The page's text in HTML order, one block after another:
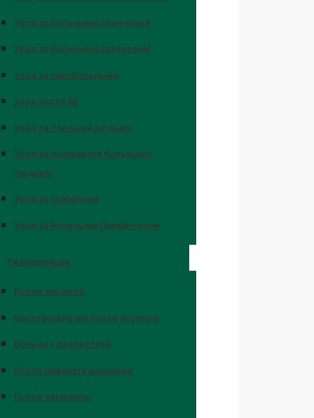
Уход за больными деменцией
Уход за больными склерозом
Уход за онкобольными
Уход после 80
Уход за слепыми людьми
Уход за психически больными
людьми
Уход за пожилыми
Уход за больными Паркинсоном
Реабилитация
После инсульта
Восстановление после инсульта
Больных депрессией
После инфаркта миокарда
После катаракты